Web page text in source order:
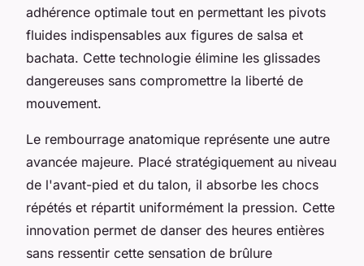
adhérence optimale tout en permettant les pivots
fluides indispensables aux figures de salsa et
bachata. Cette technologie élimine les glissades
dangereuses sans compromettre la liberté de
mouvement.
Le rembourrage anatomique représente une autre
avancée majeure. Placé stratégiquement au niveau
de l'avant-pied et du talon, il absorbe les chocs
répétés et répartit uniformément la pression. Cette
innovation permet de danser des heures entières
sans ressentir cette sensation de brûlure